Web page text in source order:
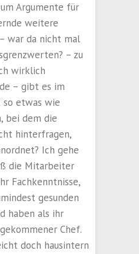
Argumente für
weitere
war da nicht mal
– zu
wirklich
– gibt es im
so etwas wie
bei dem die
hinterfragen,
Ich gehe
die Mitarbeiter
Fachkenntnisse,
gesunden
haben als ihr
Chef.
doch hausintern